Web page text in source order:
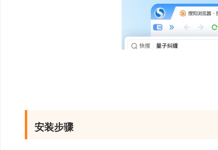
安装步骤